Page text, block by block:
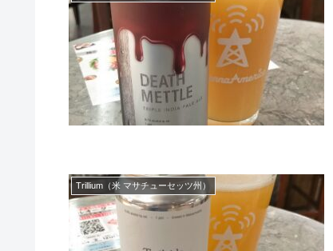
Trillium（米 マサチューセッツ州）